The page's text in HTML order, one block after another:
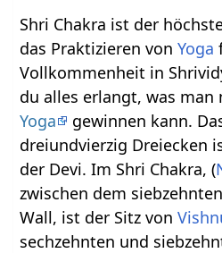
Shri Chakra ist der
das Praktizieren vonYoga
Vollkommenheit in
du alles erlangt, was man
Yoga
gewinnen kann.
dreiundvierzig Dreiecken
der Devi. Im Shri Chakra, (
zwischen dem
Wall, ist der Sitz von
sechzehnten und